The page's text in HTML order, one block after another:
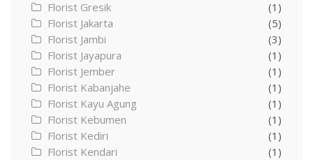
Florist Gresik
(1)
Florist Jakarta
(5)
Florist Jambi
(3)
Florist Jayapura
(1)
Florist Jember
(1)
Florist Kabanjahe
(1)
Florist Kayu Agung
(1)
Florist Kebumen
(1)
Florist Kediri
(1)
Florist Kendari
(1)